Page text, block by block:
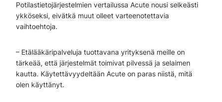
Potilastietojärjestelmien vertailussa Acute nousi selkeästi
ykköseksi, eivätkä muut olleet varteenotettavia
vaihtoehtoja.
– Etälääkäripalveluja tuottavana yrityksenä meille on
tärkeää, että järjestelmät toimivat pilvessä ja selaimen
kautta. Käytettävyydeltään Acute on paras niistä, mitä
olen käyttänyt.